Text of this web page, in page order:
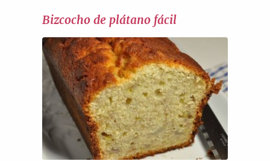
Bizcocho de plátano fácil